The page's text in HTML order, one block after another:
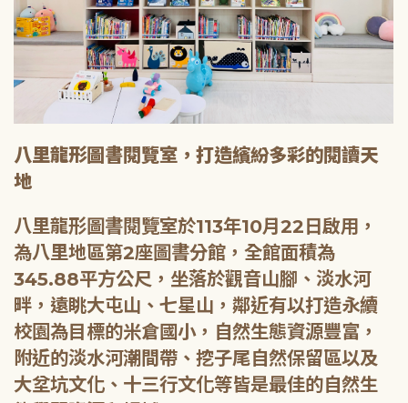
八里龍形圖書閱覽室，打造繽紛多彩的閱讀天
地
八里龍形圖書閱覽室於113年10月22日啟用，
為八里地區第2座圖書分館，全館面積為
345.88平方公尺，坐落於觀音山腳、淡水河
畔，遠眺大屯山、七星山，鄰近有以打造永續
校園為目標的米倉國小，自然生態資源豐富，
附近的淡水河潮間帶、挖子尾自然保留區以及
大坌坑文化、十三行文化等皆是最佳的自然生